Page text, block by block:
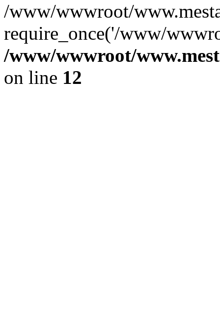
/www/wwwroot/
require_once('/www/
/www/wwwroot/
on line 12